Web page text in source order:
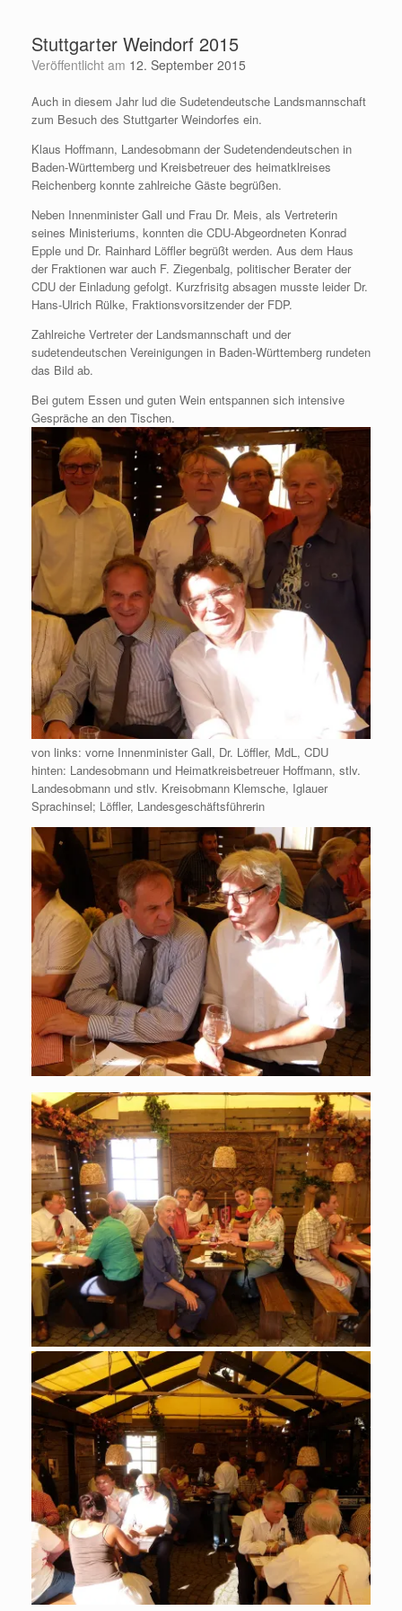
springenStuttgarter Weindorf 2015
Veröffentlicht am 12. September 2015
Auch in diesem Jahr lud die Sudetendeutsche Landsmannschaft
zum Besuch des Stuttgarter Weindorfes ein.
Klaus Hoffmann, Landesobmann der Sudetendendeutschen in
Baden-Württemberg und Kreisbetreuer des heimatklreises
Reichenberg konnte zahlreiche Gäste begrüßen.
Neben Innenminister Gall und Frau Dr. Meis, als Vertreterin
seines Ministeriums, konnten die CDU-Abgeordneten Konrad
Epple und Dr. Rainhard Löffler begrüßt werden. Aus dem Haus
der Fraktionen war auch F. Ziegenbalg, politischer Berater der
CDU der Einladung gefolgt. Kurzfrisitg absagen musste leider Dr.
Hans-Ulrich Rülke, Fraktionsvorsitzender der FDP.
Zahlreiche Vertreter der Landsmannschaft und der
sudetendeutschen Vereinigungen in Baden-Württemberg rundeten
das Bild ab.
Bei gutem Essen und guten Wein entspannen sich intensive
Gespräche an den Tischen.
von links: vorne Innenminister Gall, Dr. Löffler, MdL, CDU
hinten: Landesobmann und Heimatkreisbetreuer Hoffmann, stlv.
Landesobmann und stlv. Kreisobmann Klemsche, Iglauer
Sprachinsel; Löffler, Landesgeschäftsführerin